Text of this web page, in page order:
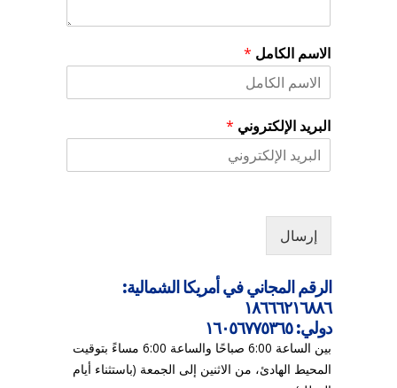
الاسم الكامل *
:
ا
ك
ل
إ
ل
ك
ت
ر
و
ن
البريد الإلكتروني *
إرسال
الرقم المجاني في أمريكا الشمالية:
١٨٦٦٦٢١٦٨٨٦
دولي: ١٦٠٥٦٧٧٥٣٦٥
بين الساعة 6:00 صباحًا والساعة 6:00 مساءً بتوقيت
المحيط الهادئ، من الاثنين إلى الجمعة (باستثناء أيام